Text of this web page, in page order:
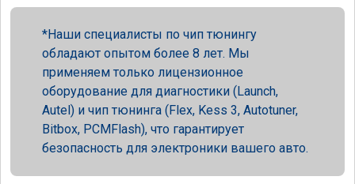
Наши специалисты по чип тюнингу
обладают опытом более 8 лет. Мы
применяем только лицензионное
оборудование для диагностики (Launch,
Autel) и чип тюнинга (Flex, Kess 3, Autotuner,
Bitbox, PCMFlash), что гарантирует
безопасность для электроники вашего авто.